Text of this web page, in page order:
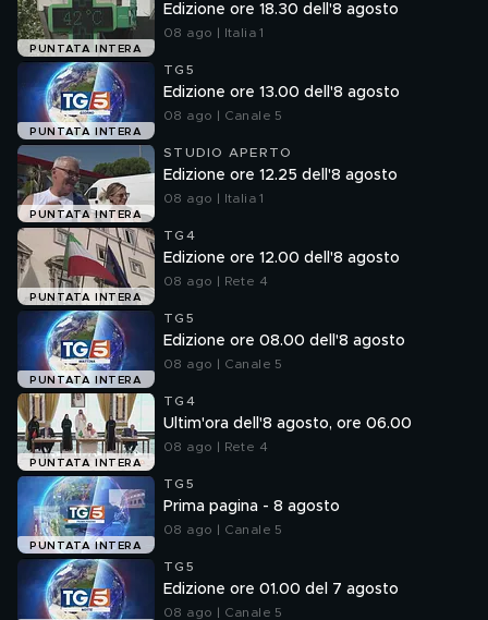
PUNTATA INTERA
Edizione ore 18.30 dell'8 agosto
08 ago | Italia 1
PUNTATA INTERA
TG5
Edizione ore 13.00 dell'8 agosto
08 ago | Canale 5
PUNTATA INTERA
STUDIO APERTO
Edizione ore 12.25 dell'8 agosto
08 ago | Italia 1
PUNTATA INTERA
TG4
Edizione ore 12.00 dell'8 agosto
08 ago | Rete 4
PUNTATA INTERA
TG5
Edizione ore 08.00 dell'8 agosto
08 ago | Canale 5
PUNTATA INTERA
TG4
Ultim'ora dell'8 agosto, ore 06.00
08 ago | Rete 4
PUNTATA INTERA
TG5
Prima pagina - 8 agosto
08 ago | Canale 5
TG5
Edizione ore 01.00 del 7 agosto
08 ago | Canale 5